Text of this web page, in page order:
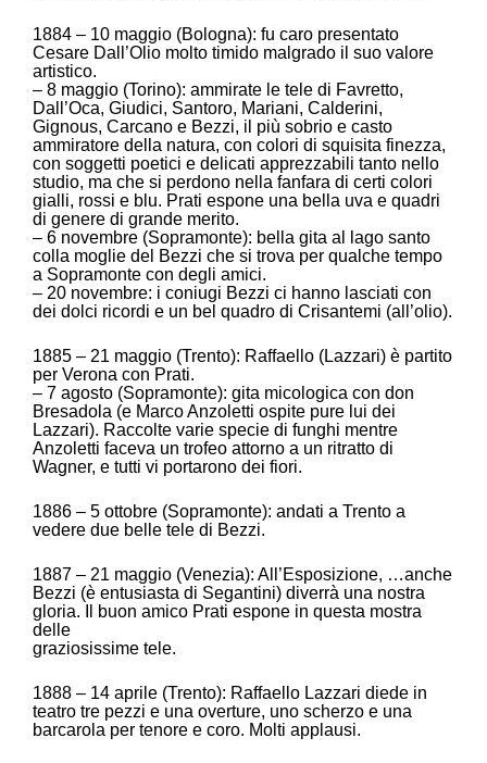
1884 – 10 maggio (Bologna): fu caro presentato
Cesare Dall’Olio molto timido malgrado il suo valore
artistico.
– 8 maggio (Torino): ammirate le tele di Favretto,
Dall’Oca, Giudici, Santoro, Mariani, Calderini,
Gignous, Carcano e Bezzi, il più sobrio e casto
ammiratore della natura, con colori di squisita finezza,
con soggetti poetici e delicati apprezzabili tanto nello
studio, ma che si perdono nella fanfara di certi colori
gialli, rossi e blu. Prati espone una bella uva e quadri
di genere di grande merito.
– 6 novembre (Sopramonte): bella gita al lago santo
colla moglie del Bezzi che si trova per qualche tempo
a Sopramonte con degli amici.
– 20 novembre: i coniugi Bezzi ci hanno lasciati con
dei dolci ricordi e un bel quadro di Crisantemi (all’olio).
1885 – 21 maggio (Trento): Raffaello (Lazzari) è partito
per Verona con Prati.
– 7 agosto (Sopramonte): gita micologica con don
Bresadola (e Marco Anzoletti ospite pure lui dei
Lazzari). Raccolte varie specie di funghi mentre
Anzoletti faceva un trofeo attorno a un ritratto di
Wagner, e tutti vi portarono dei fiori.
1886 – 5 ottobre (Sopramonte): andati a Trento a
vedere due belle tele di Bezzi.
1887 – 21 maggio (Venezia): All’Esposizione, …anche
Bezzi (è entusiasta di Segantini) diverrà una nostra
gloria. Il buon amico Prati espone in questa mostra
delle
graziosissime tele.
1888 – 14 aprile (Trento): Raffaello Lazzari diede in
teatro tre pezzi e una overture, uno scherzo e una
barcarola per tenore e coro. Molti applausi.